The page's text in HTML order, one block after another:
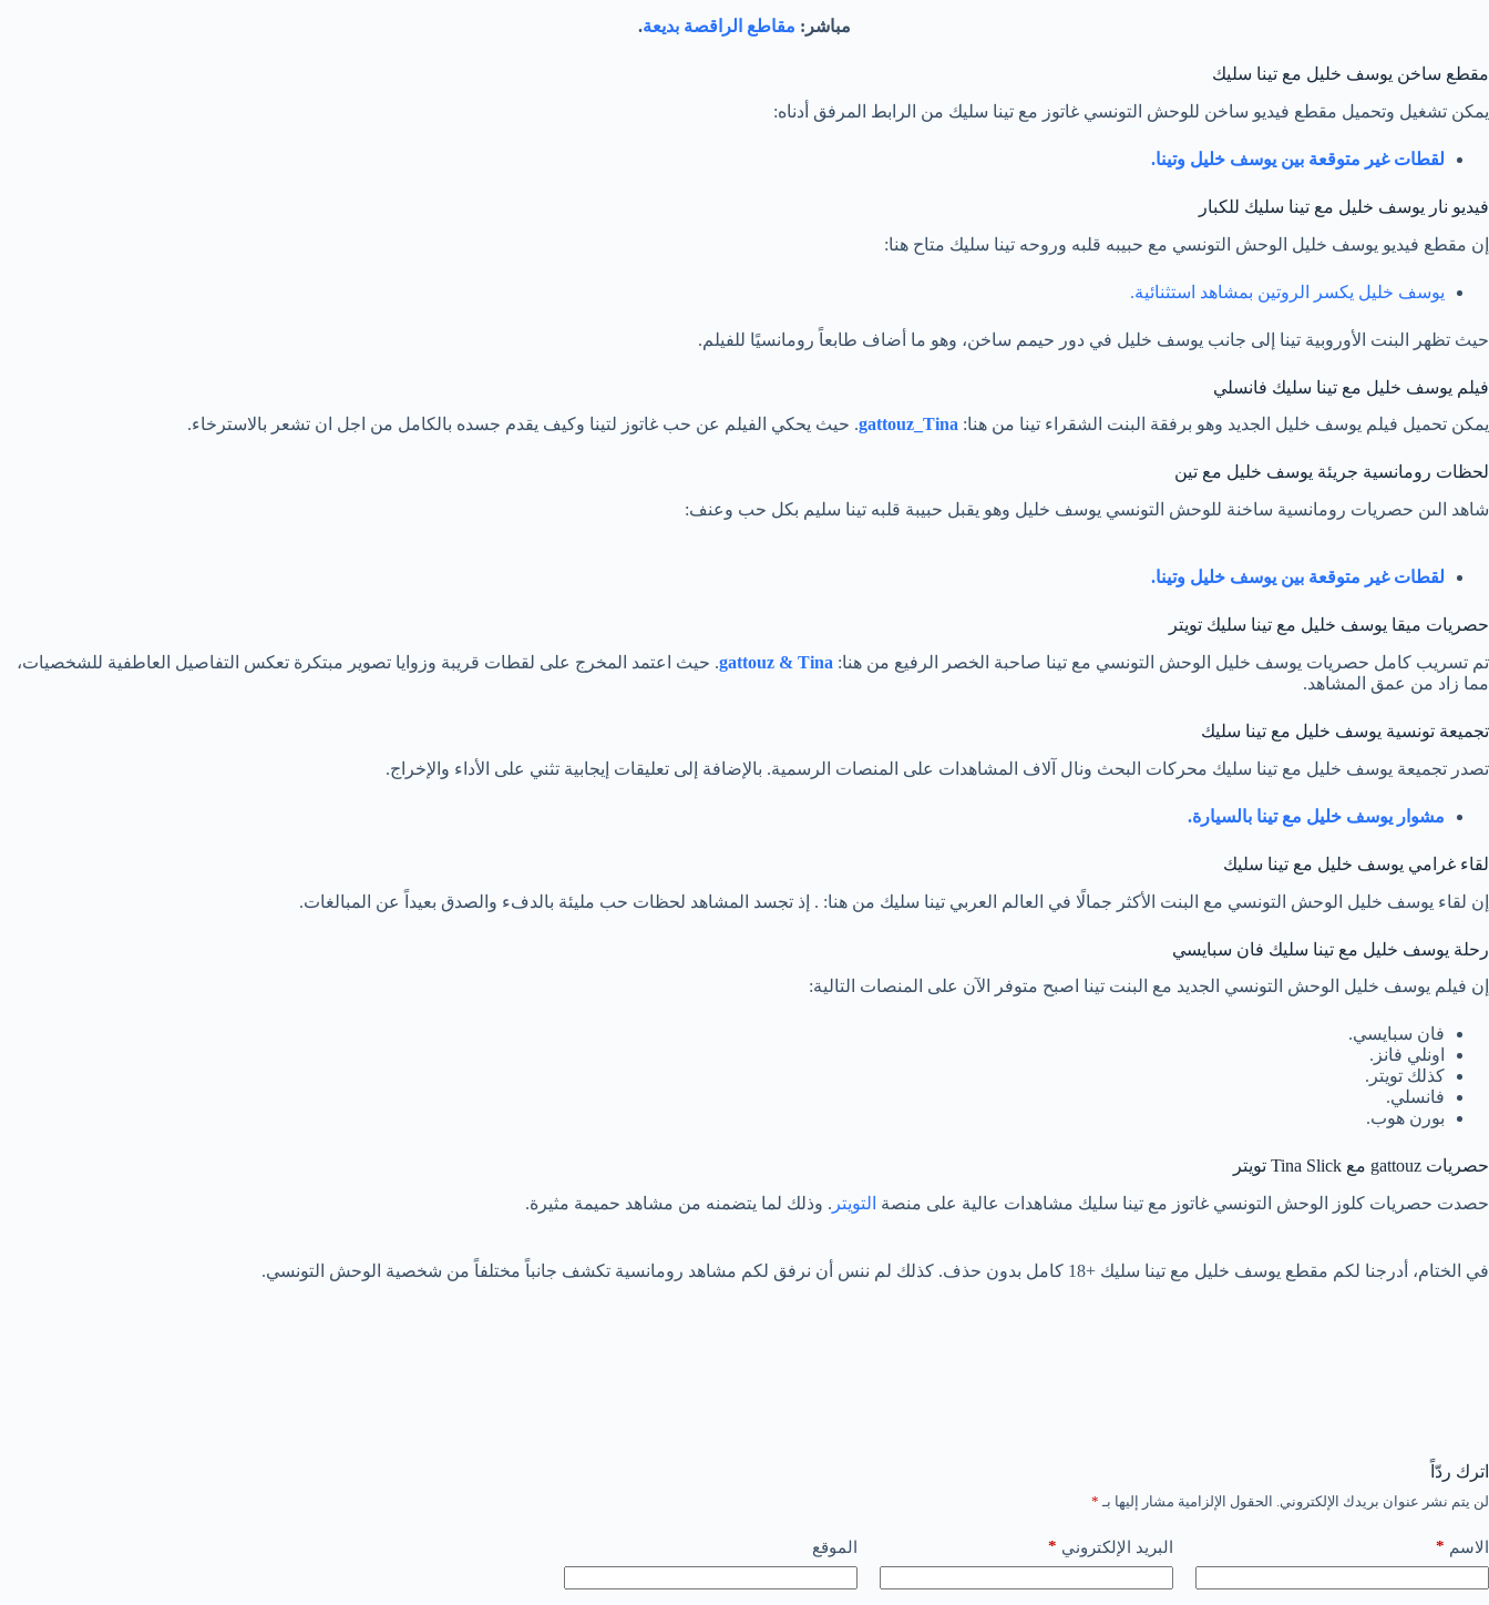
مباشر: مقاطع الراقصة بديعة.
مقطع ساخن يوسف خليل مع تينا سليك
يمكن تشغيل وتحميل مقطع فيديو ساخن للوحش التونسي غاتوز مع تينا سليك من الرابط المرفق أدناه:
لقطات غير متوقعة بين يوسف خليل وتينا.
فيديو نار يوسف خليل مع تينا سليك للكبار
إن مقطع فيديو يوسف خليل الوحش التونسي مع حبيبه قلبه وروحه تينا سليك متاح هنا:
يوسف خليل يكسر الروتين بمشاهد استثنائية.
حيث تظهر البنت الأوروبية تينا إلى جانب يوسف خليل في دور حيمم ساخن، وهو ما أضاف طابعاً رومانسيًا للفيلم.
فيلم يوسف خليل مع تينا سليك فانسلي
يمكن تحميل فيلم يوسف خليل الجديد وهو برفقة البنت الشقراء تينا من هنا: gattouz_Tina. حيث يحكي الفيلم عن حب غاتوز لتينا وكيف يقدم جسده بالكامل من اجل ان تشعر بالاسترخاء.
لحظات رومانسية جريئة يوسف خليل مع تين
شاهد الىن حصريات رومانسية ساخنة للوحش التونسي يوسف خليل وهو يقبل حبيبة قلبه تينا سليم بكل حب وعنف:
لقطات غير متوقعة بين يوسف خليل وتينا.
حصريات ميقا يوسف خليل مع تينا سليك تويتر
تم تسريب كامل حصريات يوسف خليل الوحش التونسي مع تينا صاحبة الخصر الرفيع من هنا: gattouz & Tina. حيث اعتمد المخرج على لقطات قريبة وزوايا تصوير مبتكرة تعكس التفاصيل العاطفية للشخصيات،
مما زاد من عمق المشاهد.
تجميعة تونسية يوسف خليل مع تينا سليك
تصدر تجميعة يوسف خليل مع تينا سليك محركات البحث ونال آلاف المشاهدات على المنصات الرسمية. بالإضافة إلى تعليقات إيجابية تثني على الأداء والإخراج.
مشوار يوسف خليل مع تينا بالسيارة.
لقاء غرامي يوسف خليل مع تينا سليك
إن لقاء يوسف خليل الوحش التونسي مع البنت الأكثر جمالًا في العالم العربي تينا سليك من هنا: . إذ تجسد المشاهد لحظات حب مليئة بالدفء والصدق بعيداً عن المبالغات.
رحلة يوسف خليل مع تينا سليك فان سبايسي
إن فيلم يوسف خليل الوحش التونسي الجديد مع البنت تينا اصبح متوفر الآن على المنصات التالية:
فان سبايسي.
اونلي فانز.
كذلك تويتر.
فانسلي.
بورن هوب.
حصريات gattouz مع Tina Slick تويتر
حصدت حصريات كلوز الوحش التونسي غاتوز مع تينا سليك مشاهدات عالية على منصة التويتر . وذلك لما يتضمنه من مشاهد حميمة مثيرة.
في الختام، أدرجنا لكم مقطع يوسف خليل مع تينا سليك +18 كامل بدون حذف. كذلك لم ننس أن نرفق لكم مشاهد رومانسية تكشف جانباً مختلفاً من شخصية الوحش التونسي.
اترك ردّاً
لن يتم نشر عنوان بريدك الإلكتروني. الحقول الإلزامية مشار إليها بـ *
الاسم * البريد الإلكتروني * الموقع